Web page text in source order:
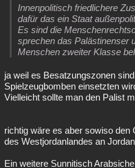
Innenpolitisch friedlichere
dafür das ein Staat
Es sind die
sprechen das Palästinenser
Menschen zweiter Klasse
ja weil es Besatzungszonen
Spielzeugbomben einsetzten
Vielleicht sollte man den Palist
richtig wäre es aber sowiso den
des Westjordanlandes an
Ein weitere Sunnitisch